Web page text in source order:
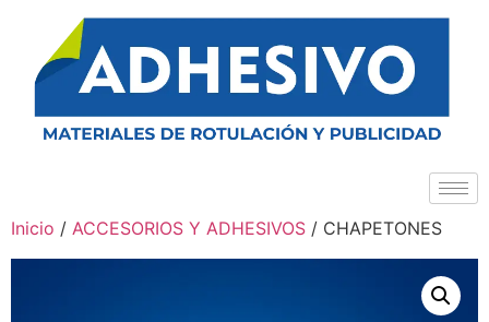
Inicio / ACCESORIOS Y ADHESIVOS / CHAPETONES